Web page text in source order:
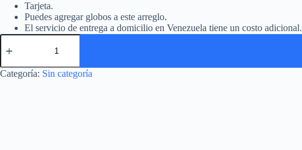
Tarjeta.
Puedes agregar globos a este arreglo.
El servicio de entrega a domicilio en Venezuela tiene un costo adicional.
Categoría: Sin categoría